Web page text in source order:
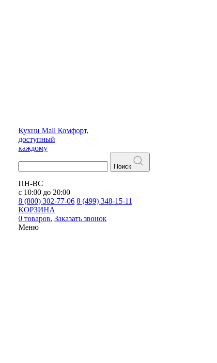
Кухни Mall Комфорт,
доступный
каждому
Поиск
ПН-ВС
с 10:00 до 20:00
8 (800) 302-77-06 8 (499) 348-15-11
КОРЗИНА
0 товаров. Заказать звонок
Меню